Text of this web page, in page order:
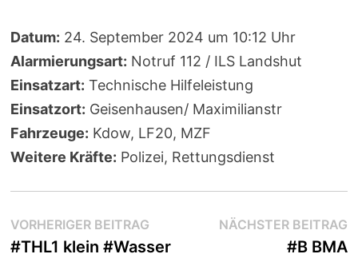
Datum: 24. September 2024 um 10:12 Uhr
Alarmierungsart: Notruf 112 / ILS Landshut
Einsatzart: Technische Hilfeleistung
Einsatzort: Geisenhausen/ Maximilianstr
Fahrzeuge: Kdow, LF20, MZF
Weitere Kräfte: Polizei, Rettungsdienst
Beitragsnavigation
VORHERIGER BEITRAGVorheriger
Beitrag:
#THL1 klein #Wasser
NÄCHSTER BEITRAG
#B BMA